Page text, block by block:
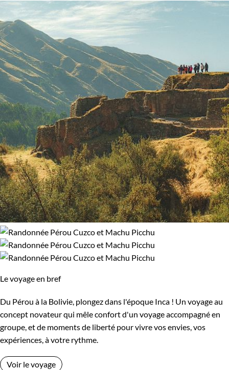
Le voyage en bref
Du Pérou à la Bolivie, plongez dans l'époque Inca ! Un voyage au
concept novateur qui mêle confort d'un voyage accompagné en
groupe, et de moments de liberté pour vivre vos envies, vos
expériences, à votre rythme.
Voir le voyage